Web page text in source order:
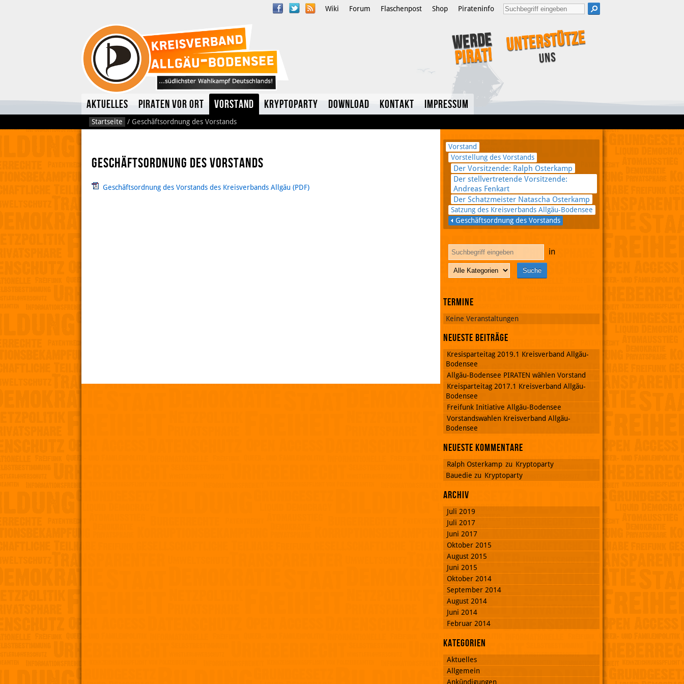
Wiki Forum Flaschenpost Shop Pirateninfo
Werde
Pirat!
Unterstütze
uns
Aktuelles Piraten vor Ort Vorstand Kryptoparty Download Kontakt Impressum
Startseite / Geschäftsordnung des Vorstands
Geschäftsordnung des Vorstands
Geschäftsordnung des Vorstands des Kreisverbands Allgäu
Vorstand
Vorstellung des Vorstands
Der Vorsitzende: Ralph Osterkamp
Der stellvertretende Vorsitzende:
Andreas Fenkart
Der Schatzmeister Natascha Osterkamp
Satzung des Kreisverbands Allgäu-Bodensee
Geschäftsordnung des Vorstands
in
Termine
Keine Veranstaltungen
Neueste Beiträge
Kresisparteitag 2019.1 Kreisverband Allgäu-
Bodensee
Allgäu-Bodensee PIRATEN wählen Vorstand
Kreisparteitag 2017.1 Kreisverband Allgäu-
Bodensee
Freifunk Initiative Allgäu-Bodensee
Vorstandswahlen Kreisverband Allgäu-
Bodensee
Neueste Kommentare
Ralph Osterkamp zu Kryptoparty
Bauedie zu Kryptoparty
Archiv
Juli 2019
Juli 2017
Juni 2017
Oktober 2015
August 2015
Juni 2015
Oktober 2014
September 2014
August 2014
Juni 2014
Februar 2014
Kategorien
Aktuelles
Allgemein
Ankündigungen